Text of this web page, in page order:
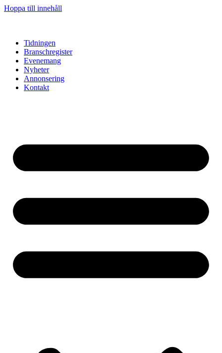
Hoppa till innehåll
Tidningen
Branschregister
Evenemang
Nyheter
Annonsering
Kontakt